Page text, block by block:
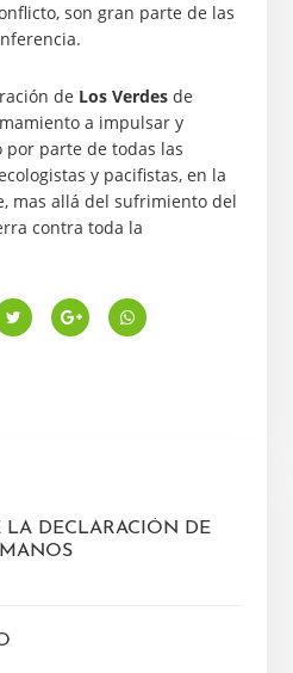
son gran parte de las
de Los Verdesde
a impulsar y
parte de todas las
y pacifistas, en la
mas allá del sufrimiento del
contra toda la
LA DECLARACIÓN DE